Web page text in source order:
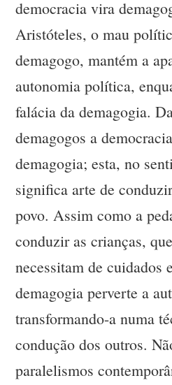
democracia vira
Aristóteles, o mau
demagogo, mantém a
autonomia política,
falácia da demagogia.
demagogos a
demagogia; esta, no
significa arte de
povo. Assim como a
conduzir as crianças,
necessitam de cuidados
demagogia perverte a
transformando-a numa
condução dos outros.
paralelismos